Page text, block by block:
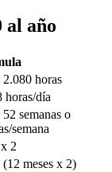
al año
horas
horas/día
semanas o
semana
2
meses x 2)